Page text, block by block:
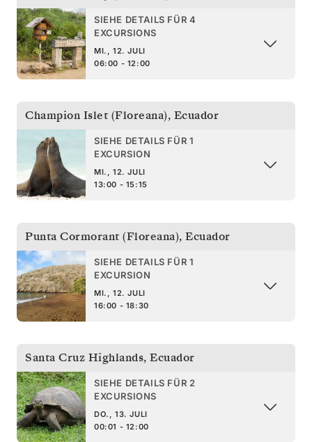
SIEHE DETAILS FÜR 4
EXCURSIONS
MI., 12. JULI
06:00 - 12:00
Champion Islet (Floreana), Ecuador
SIEHE DETAILS FÜR 1
EXCURSION
MI., 12. JULI
13:00 - 15:15
Punta Cormorant (Floreana), Ecuador
SIEHE DETAILS FÜR 1
EXCURSION
MI., 12. JULI
16:00 - 18:30
Santa Cruz Highlands, Ecuador
SIEHE DETAILS FÜR 2
EXCURSIONS
DO., 13. JULI
00:01 - 12:00